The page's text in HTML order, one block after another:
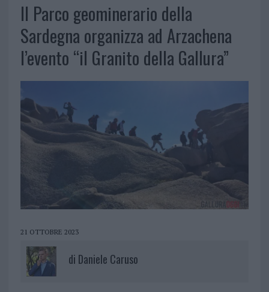
Il Parco geominerario della
Sardegna organizza ad Arzachena
l’evento “il Granito della Gallura”
21 OTTOBRE 2023
di Daniele Caruso